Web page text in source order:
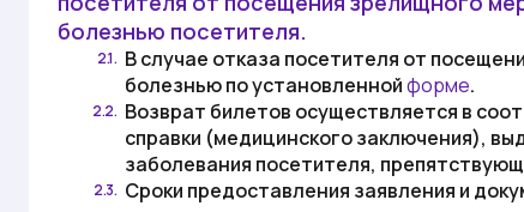
болезнью посетителя.
2.1. В случае отказа посетителя от
болезнью по установленнойформе.
2.2. Возврат билетов осуществляется в
справки (медицинского заключения),
заболевания посетителя,
2.3. Сроки предоставления заявления и